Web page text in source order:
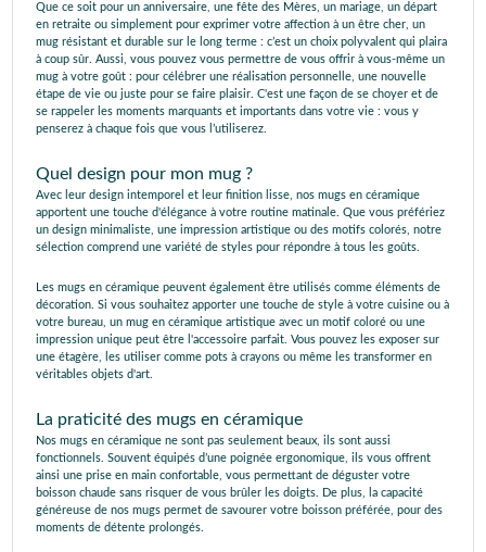
Que ce soit pour un anniversaire, une fête des Mères, un mariage, un départ
en retraite ou simplement pour exprimer votre affection à un être cher, un
mug résistant et durable sur le long terme : c’est un choix polyvalent qui plaira
à coup sûr. Aussi, vous pouvez vous permettre de vous offrir à vous-même un
mug à votre goût : pour célébrer une réalisation personnelle, une nouvelle
étape de vie ou juste pour se faire plaisir. C'est une façon de se choyer et de
se rappeler les moments marquants et importants dans votre vie : vous y
penserez à chaque fois que vous l’utiliserez.
Quel design pour mon mug ?
Avec leur design intemporel et leur finition lisse, nos mugs en céramique
apportent une touche d'élégance à votre routine matinale. Que vous préfériez
un design minimaliste, une impression artistique ou des motifs colorés, notre
sélection comprend une variété de styles pour répondre à tous les goûts.
Les mugs en céramique peuvent également être utilisés comme éléments de
décoration. Si vous souhaitez apporter une touche de style à votre cuisine ou à
votre bureau, un mug en céramique artistique avec un motif coloré ou une
impression unique peut être l'accessoire parfait. Vous pouvez les exposer sur
une étagère, les utiliser comme pots à crayons ou même les transformer en
véritables objets d'art.
La praticité des mugs en céramique
Nos mugs en céramique ne sont pas seulement beaux, ils sont aussi
fonctionnels. Souvent équipés d’une poignée ergonomique, ils vous offrent
ainsi une prise en main confortable, vous permettant de déguster votre
boisson chaude sans risquer de vous brûler les doigts. De plus, la capacité
généreuse de nos mugs permet de savourer votre boisson préférée, pour des
moments de détente prolongés.